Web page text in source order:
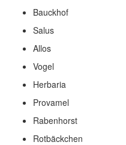
Bauckhof
Salus
Allos
Vogel
Herbaria
Provamel
Rabenhorst
Rotbäckchen